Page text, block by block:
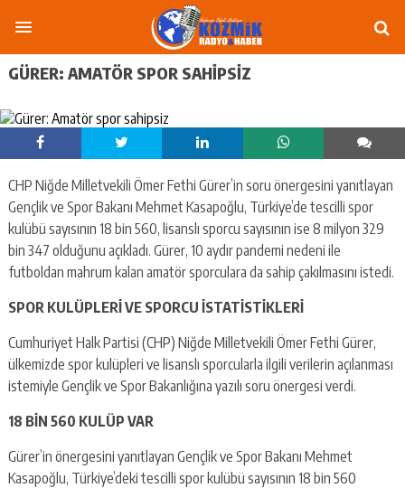
GÜRER: AMATÖR SPOR SAHIPSIZ
CHP Niğde Milletvekili Ömer Fethi Gürer’in soru önergesini yanıtlayan
Gençlik ve Spor Bakanı Mehmet Kasapoğlu, Türkiye’de tescilli spor
kulübü sayısının 18 bin 560, lisanslı sporcu sayısının ise 8 milyon 329
bin 347 olduğunu açıkladı. Gürer, 10 aydır pandemi nedeni ile
futboldan mahrum kalan amatör sporculara da sahip çakılmasını istedi.
SPOR KULÜPLERİ VE SPORCU İSTATİSTİKLERİ
Cumhuriyet Halk Partisi (CHP) Niğde Milletvekili Ömer Fethi Gürer,
ülkemizde spor kulüpleri ve lisanslı sporcularla ilgili verilerin açılanması
istemiyle Gençlik ve Spor Bakanlığına yazılı soru önergesi verdi.
18 BİN 560 KULÜP VAR
Gürer’in önergesini yanıtlayan Gençlik ve Spor Bakanı Mehmet
Kasapoğlu, Türkiye’deki tescilli spor kulübü sayısının 18 bin 560